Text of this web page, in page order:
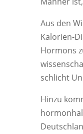
Aus den
Kalorien-
Hormons
schlicht
Hinzu